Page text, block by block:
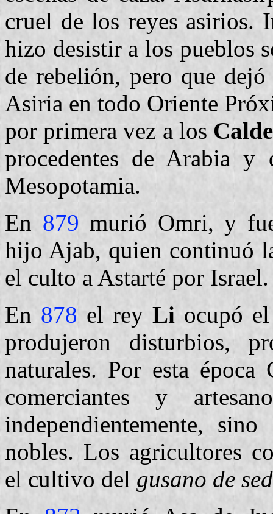
cruel de los reyes asirios.
hizo desistir a los pueblos
de rebelión, pero que
Asiria en todo Oriente
por primera vez a los
procedentes de Arabia y
Mesopotamia.
En 879 murió Omri, y
hijo Ajab, quien continuó
el culto a Astarté por Israel.
En 878 el rey Li ocupó
produjeron disturbios,
naturales. Por esta
comerciantes y
independientemente,
nobles. Los agricultores
el cultivo del gusano de